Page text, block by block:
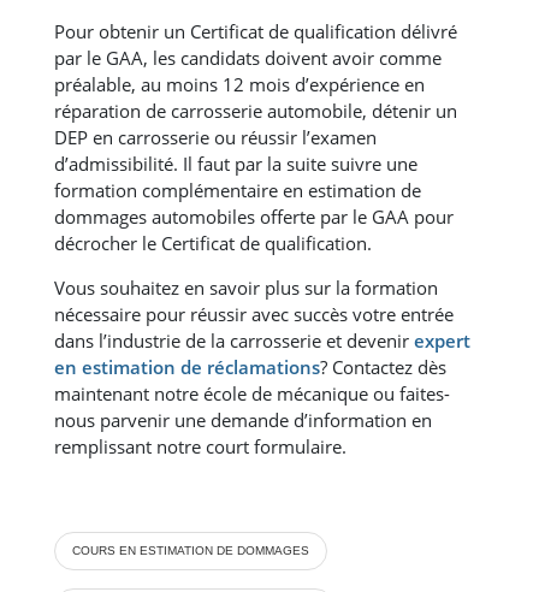
Pour obtenir un Certificat de qualification délivré
par le GAA, les candidats doivent avoir comme
préalable, au moins 12 mois d’expérience en
réparation de carrosserie automobile, détenir un
DEP en carrosserie ou réussir l’examen
d’admissibilité. Il faut par la suite suivre une
formation complémentaire en estimation de
dommages automobiles offerte par le GAA pour
décrocher le Certificat de qualification.
Vous souhaitez en savoir plus sur la formation
nécessaire pour réussir avec succès votre entrée
dans l’industrie de la carrosserie et devenir expert
en estimation de réclamations? Contactez dès
maintenant notre école de mécanique ou faites-
nous parvenir une demande d’information en
remplissant notre court formulaire.
COURS EN ESTIMATION DE DOMMAGES